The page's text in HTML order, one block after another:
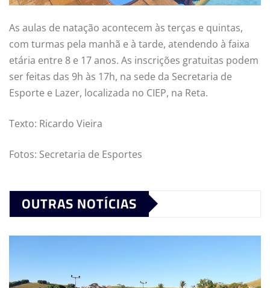
As aulas de natação acontecem às terças e quintas,
com turmas pela manhã e à tarde, atendendo à faixa
etária entre 8 e 17 anos. As inscrições gratuitas podem
ser feitas das 9h às 17h, na sede da Secretaria de
Esporte e Lazer, localizada no CIEP, na Reta.
Texto: Ricardo Vieira
Fotos: Secretaria de Esportes
OUTRAS NOTÍCIAS